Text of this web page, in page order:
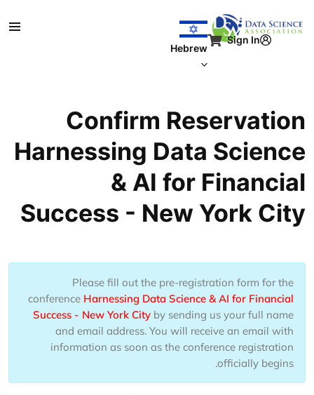
Sign In
Hebrew
Confirm Reservation
Harnessing Data Science
& AI for Financial
Success - New York City
Please fill out the pre-registration form for the
conference Harnessing Data Science & AI for Financial
Success - New York City by sending us your full name
and email address. You will receive an email with
information as soon as the conference registration
officially begins.